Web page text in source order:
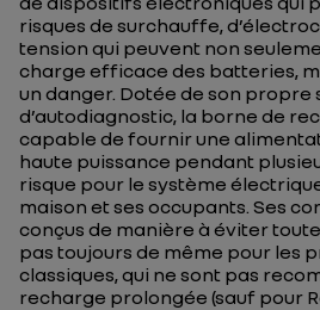
risques de surchauffe,
tension qui peuvent non
charge efficace des batteries,
un danger. Dotée de son propre
d’autodiagnostic, la borne de
capable de fournir une
haute puissance pendant
risque pour le système
maison et ses occupants. Ses
conçus de manière à éviter toute
pas toujours de même pour les
classiques, qui ne sont pas
recharge prolongée (sauf pour